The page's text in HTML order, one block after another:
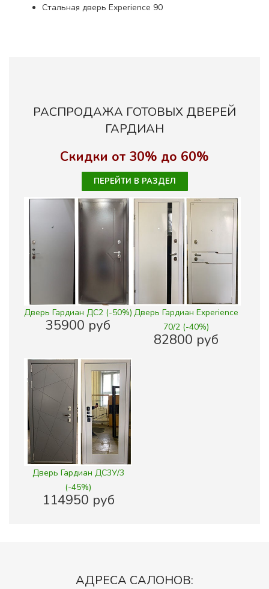
Стальная дверь Experience 90
РАСПРОДАЖА ГОТОВЫХ ДВЕРЕЙ
ГАРДИАН
Скидки от 30% до 60%
ПЕРЕЙТИ В РАЗДЕЛ
Дверь Гардиан ДС2 (-50%)
35900 руб
Дверь Гардиан Experience
70/2 (-40%)
82800 руб
Дверь Гардиан ДС3У/3
(-45%)
114950 руб
АДРЕСА САЛОНОВ: